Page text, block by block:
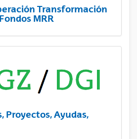
Transformación
MRR
Proyectos, Ayudas,